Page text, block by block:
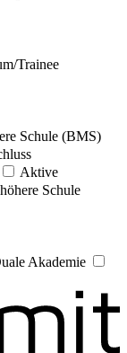
Trainee
Schule (BMS)
Aktive
Schule
Akademie